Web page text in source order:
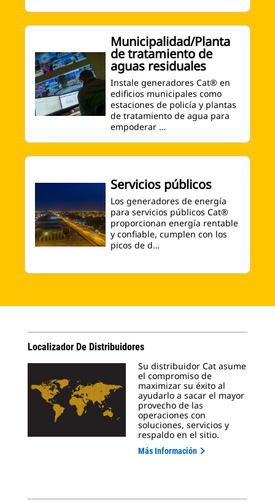
Municipalidad/Planta
de tratamiento de
aguas residuales
Instale generadores Cat® en
edificios municipales como
estaciones de policía y plantas
de tratamiento de agua para
empoderar …
Servicios públicos
Los generadores de energía
para servicios públicos Cat®
proporcionan energía rentable
y confiable, cumplen con los
picos de d…
Localizador De Distribuidores
Su distribuidor Cat asume
el compromiso de
maximizar su éxito al
ayudarlo a sacar el mayor
provecho de las
operaciones con
soluciones, servicios y
respaldo en el sitio.
Más Información